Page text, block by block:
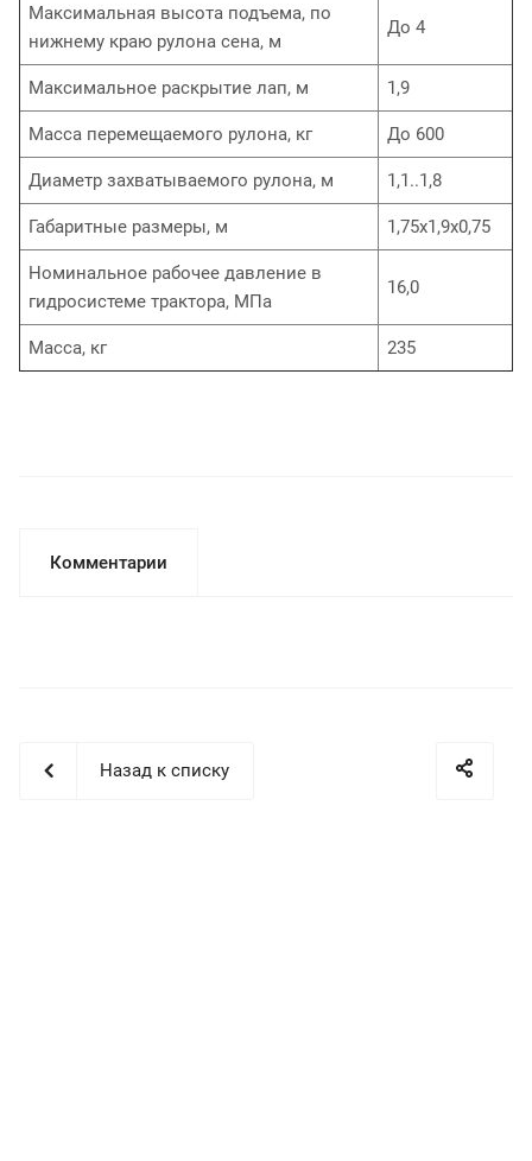
Максимальная высота подъема, по
нижнему краю рулона сена, м
До 4
Максимальное раскрытие лап, м 1,9
Масса перемещаемого рулона, кг До 600
Диаметр захватываемого рулона, м 1,1..1,8
Габаритные размеры, м 1,75х1,9х0,75
Номинальное рабочее давление в
гидросистеме трактора, МПа
16,0
Масса, кг 235
Комментарии
Назад к списку